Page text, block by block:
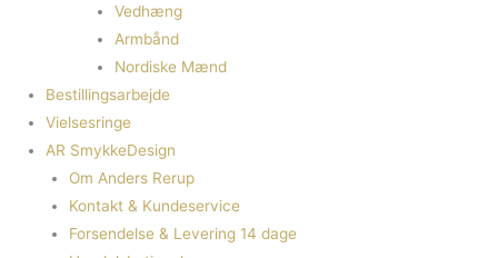
Vedhæng
Armbånd
Nordiske Mænd
Bestillingsarbejde
Vielsesringe
AR SmykkeDesign
Om Anders Rerup
Kontakt & Kundeservice
Forsendelse & Levering 14 dage